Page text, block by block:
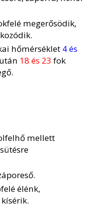
megerősödik,
hőmérséklet 4 és
18 és 23 fok
mellett
élénk,